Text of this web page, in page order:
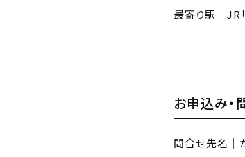
最寄り駅｜JR
お申込み・
問合せ先名｜